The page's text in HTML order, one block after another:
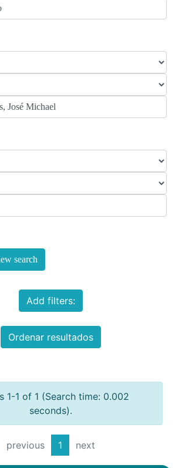
search
Add filters:
Ordenar resultados
1-1 of 1 (Search time: 0.002
seconds).
previous 1 next